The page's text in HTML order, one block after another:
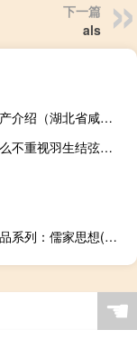
下一篇
als
咸宁市特产介绍（湖北省咸宁市特产大全）
日本为什么不重视羽生结弦（羽生结弦为什么那么多人喜欢在日本被排挤.被央视青睐）
杜维明作品系列：儒家思想(关于杜维明作品系列：儒家思想的简介)
☚